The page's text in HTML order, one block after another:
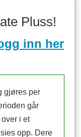
Pluss!
inn her
gjøres per
går
i et
opp. Dere